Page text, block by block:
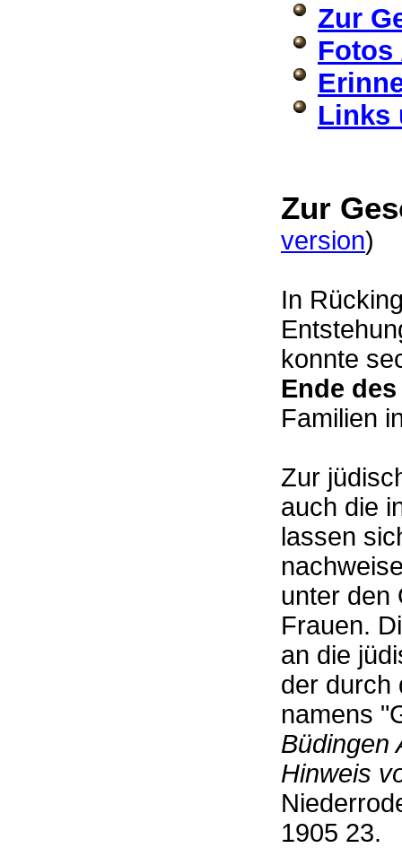
Zur
Fotos
Links
Zur
version)
In
konnte
Ende
Familien
Zur
auch die
lassen
unter den
Frauen.
an die
der durch
namens
Büdingen
Hinweis
1905